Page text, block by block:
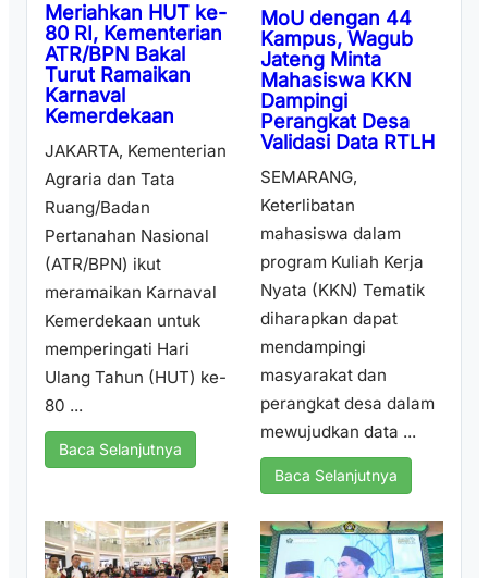
Meriahkan HUT ke-
80 RI, Kementerian
ATR/BPN Bakal
Turut Ramaikan
Karnaval
Kemerdekaan
JAKARTA, Kementerian
Agraria dan Tata
Ruang/Badan
Pertanahan Nasional
(ATR/BPN) ikut
meramaikan Karnaval
Kemerdekaan untuk
memperingati Hari
Ulang Tahun (HUT) ke-
80 ...
Baca Selanjutnya
MoU dengan 44
Kampus, Wagub
Jateng Minta
Mahasiswa KKN
Dampingi
Perangkat Desa
Validasi Data RTLH
SEMARANG,
Keterlibatan
mahasiswa dalam
program Kuliah Kerja
Nyata (KKN) Tematik
diharapkan dapat
mendampingi
masyarakat dan
perangkat desa dalam
mewujudkan data ...
Baca Selanjutnya